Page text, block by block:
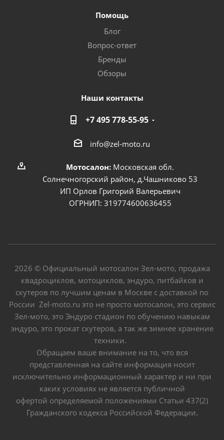
Помощь
Блог
Вопрос-ответ
Бренды
Обзоры
Наши контакты
+7 495 778-55-95
info@zel-moto.ru
Мотосалон: Московская обл.
Солнечногорский район, д.Чашниково 53
ИП Орлов Григорий Валерьевич
ОГРНИП: 319774600636455
2026 © Официальный мотосалон Зел-мото, продажа
квадроциклов, мотоциклов, эндуро, питбайков и
скутеров по лучшим ценам в Москве с доставкой по
России Zel-moto.ru это не просто мотосалон, это сервис
Зел-мото, это Эндуро стадион по обучению навыкам
эндуро, это прокат скутеров, а так же зимнее хранение
техники.
Обращаем ваше внимание на то, что вся
представленная на сайте информация носит
исключительно информационный характер и ни при
каких условиях не является публичной
офертой определяемой положениями Статьи 437(2)
Гражданского кодекса Российской Федерации.